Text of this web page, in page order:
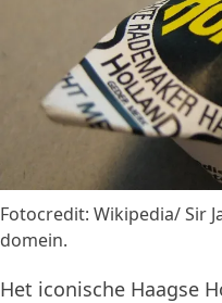
Fotocredit: Wikipedia/ Sir
domein.
Het iconische Haagse